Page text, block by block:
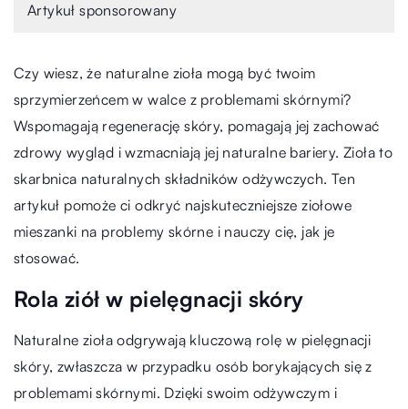
Artykuł sponsorowany
Czy wiesz, że naturalne zioła mogą być twoim
sprzymierzeńcem w walce z problemami skórnymi?
Wspomagają regenerację skóry, pomagają jej zachować
zdrowy wygląd i wzmacniają jej naturalne bariery. Zioła to
skarbnica naturalnych składników odżywczych. Ten
artykuł pomoże ci odkryć najskuteczniejsze ziołowe
mieszanki na problemy skórne i nauczy cię, jak je
stosować.
Rola ziół w pielęgnacji skóry
Naturalne zioła odgrywają kluczową rolę w pielęgnacji
skóry, zwłaszcza w przypadku osób borykających się z
problemami skórnymi. Dzięki swoim odżywczym i